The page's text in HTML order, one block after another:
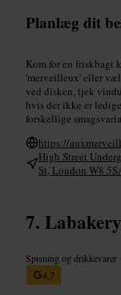
Planlæg dit
Kom for en friskbagt
'merveilleux' eller
ved disken, tjek
hvis der ikke er
forskellige
https://
High Street
St, London W8
Spisning og drikkevarer
4,7